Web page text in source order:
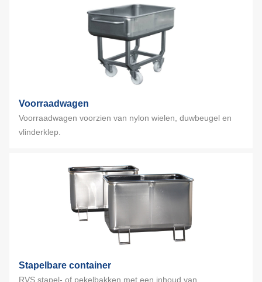
Voorraadwagen
Voorraadwagen voorzien van nylon wielen, duwbeugel en
vlinderklep.
Stapelbare container
RVS stapel- of pekelbakken met een inhoud van...